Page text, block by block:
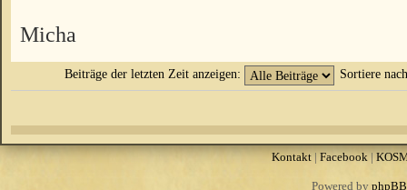
Micha
Beiträge der letzten Zeit anzeigen: Sortiere
Kontakt| Facebook |
Powered by phpBB